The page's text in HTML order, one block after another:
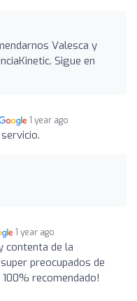
Valesca y
Sigue en
1 year ago
1 year ago
contenta de la
preocupados de
recomendado!